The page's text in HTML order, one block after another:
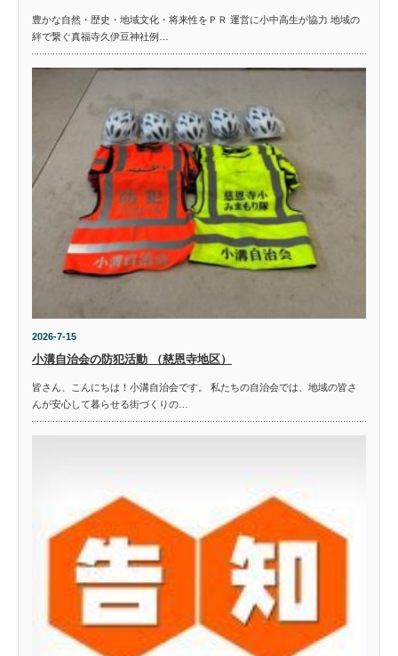
豊かな自然・歴史・地域文化・将来性をＰＲ 運営に小中高生が協力 地域の
絆で繋ぐ真福寺久伊豆神社例…
2026-7-15
小溝自治会の防犯活動 （慈恩寺地区）
皆さん、こんにちは！小溝自治会です。 私たちの自治会では、地域の皆さ
んが安心して暮らせる街づくりの…